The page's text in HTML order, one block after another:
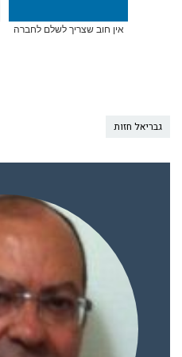
אין חוב שצריך לשלם לחברה
גבריאל חזות